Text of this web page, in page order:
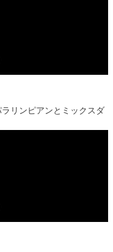
リンピアンとミックスダ